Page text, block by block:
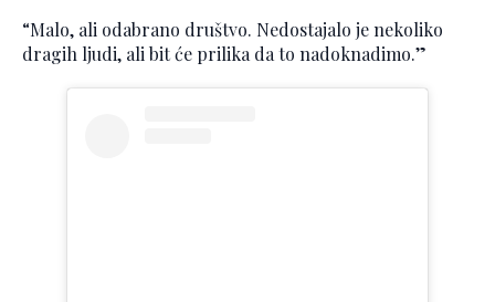
“Malo, ali odabrano društvo. Nedostajalo je nekoliko
dragih ljudi, ali bit će prilika da to nadoknadimo.”